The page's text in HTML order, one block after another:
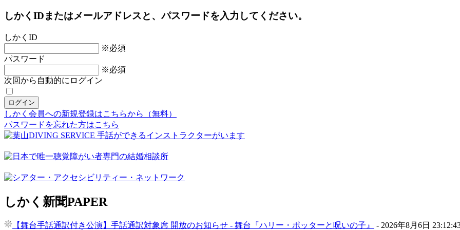
しかくIDまたはメールアドレスと、パスワードを入力してください。
しかくID
※必須
パスワード
※必須
次回から自動的にログイン
しかく会員への新規登録はこちらから（無料）
パスワードを忘れた方はこちら
しかく新聞PAPER
【舞台手話通訳付き公演】手話通訳対象席 開放のお知らせ - 舞台『ハリー・ポッターと呪いの子』 - 2026年8月6日